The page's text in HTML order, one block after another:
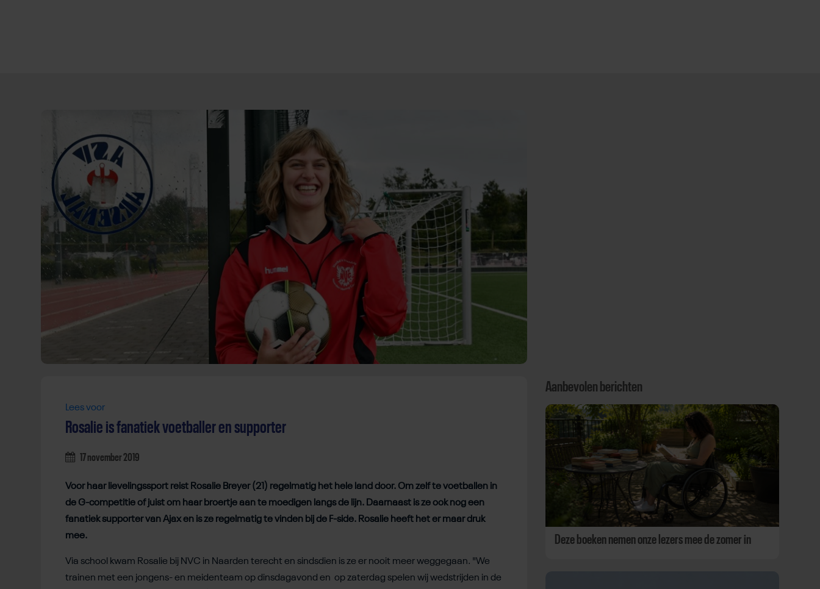
Lees voor
Rosalie is fanatiek voetballer en supporter
17 november 2019
Voor haar lievelingssport reist Rosalie Breyer (21) regelmatig het hele land door. Om zelf te voetballen in
de G-competitie of juist om haar broertje aan te moedigen langs de lijn. Daarnaast is ze ook nog een
fanatiek supporter van Ajax en is ze regelmatig te vinden bij de F-side. Rosalie heeft het er maar druk
mee.
Via school kwam Rosalie bij NVC in Naarden terecht en sindsdien is ze er nooit meer weggegaan. "We
trainen met een jongens- en meidenteam op dinsdagavond en op zaterdag spelen wij wedstrijden in de
Aanbevolen berichten
Deze boeken nemen onze lezers mee de zomer in